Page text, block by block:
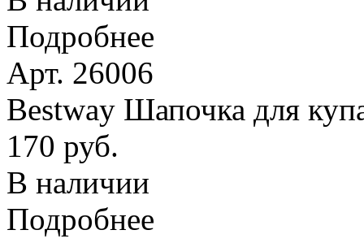
Подробнее
Арт. 26006
Bestway Шапочка для
170 руб.
В наличии
Подробнее